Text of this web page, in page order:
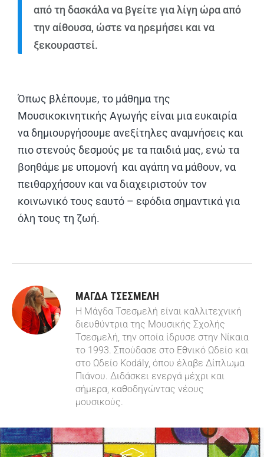
από τη δασκάλα να βγείτε για λίγη ώρα από
την αίθουσα, ώστε να ηρεμήσει και να
ξεκουραστεί.
Όπως βλέπουμε, το μάθημα της
Μουσικοκινητικής Αγωγής είναι μια ευκαιρία
να δημιουργήσουμε ανεξίτηλες αναμνήσεις και
πιο στενούς δεσμούς με τα παιδιά μας, ενώ τα
βοηθάμε με υπομονή και αγάπη να μάθουν, να
πειθαρχήσουν και να διαχειριστούν τον
κοινωνικό τους εαυτό – εφόδια σημαντικά για
όλη τους τη ζωή.
ΜΑΓΔΑ ΤΣΕΣΜΕΛΗ
Η Μάγδα Τσεσμελή είναι καλλιτεχνική
διευθύντρια της Μουσικής Σχολής
Τσεσμελή, την οποία ίδρυσε στην Νίκαια
το 1993. Σπούδασε στο Εθνικό Ωδείο και
στο Ωδείο Kodály, όπου έλαβε Δίπλωμα
Πιάνου. Διδάσκει ενεργά μέχρι και
σήμερα, καθοδηγώντας νέους
μουσικούς.